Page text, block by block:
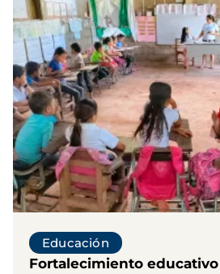
Educación
Fortalecimiento